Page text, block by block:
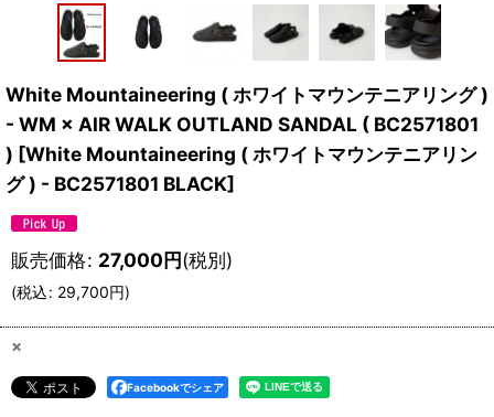
White Mountaineering ( ホワイトマウンテニアリング )
- WM × AIR WALK OUTLAND SANDAL ( BC2571801
) [White Mountaineering ( ホワイトマウンテニアリン
グ ) - BC2571801 BLACK]
販売価格: 27,000円(税別)
(税込: 29,700円)
×
Facebookでシェア